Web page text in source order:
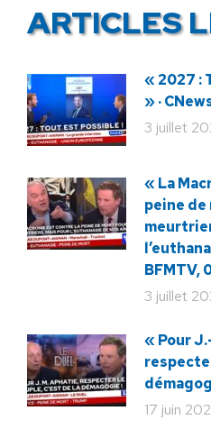
ARTICLES
« 2027 :
» ·
3 juillet
« La
peine de
BFMTV,
3 juillet
« Pour
17 juin